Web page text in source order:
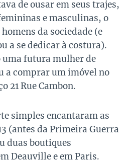
de ousar em seus trajes,
e masculinas, o
da sociedade (e
a se dedicar à costura).
uma futura mulher de
a comprar um imóvel no
21 Rue Cambon.
simples encantaram as
(antes da Primeira Guerra
duas boutiques
Deauville e em Paris.